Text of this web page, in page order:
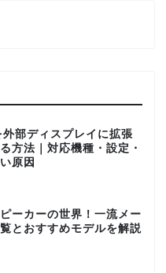
部ディスプレイに拡張
方法｜対応機種・設定・
原因
ーカーの世界！一流メー
とおすすめモデルを解説